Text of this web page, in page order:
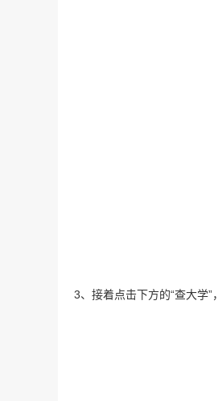
3、接着点击下方的“查大学